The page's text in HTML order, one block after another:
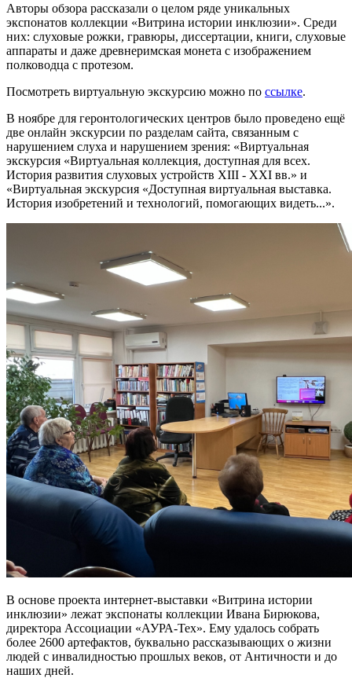
Авторы обзора рассказали о целом ряде уникальных
экспонатов коллекции «Витрина истории инклюзии». Среди
них: слуховые рожки, гравюры, диссертации, книги, слуховые
аппараты и даже древнеримская монета с изображением
полководца с протезом.
Посмотреть виртуальную экскурсию можно по ссылке.
В ноябре для геронтологических центров было проведено ещё
две онлайн экскурсии по разделам сайта, связанным с
нарушением слуха и нарушением зрения: «Виртуальная
экскурсия «Виртуальная коллекция, доступная для всех.
История развития слуховых устройств XIII - XXI вв.» и
«Виртуальная экскурсия «Доступная виртуальная выставка.
История изобретений и технологий, помогающих видеть...».
В основе проекта интернет-выставки «Витрина истории
инклюзии» лежат экспонаты коллекции Ивана Бирюкова,
директора Ассоциации «АУРА-Тех». Ему удалось собрать
более 2600 артефактов, буквально рассказывающих о жизни
людей с инвалидностью прошлых веков, от Античности и до
наших дней.